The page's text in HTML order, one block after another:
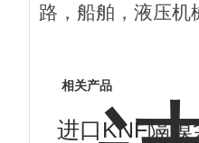
路，船舶，液压机
相关产品
进口KNF隔